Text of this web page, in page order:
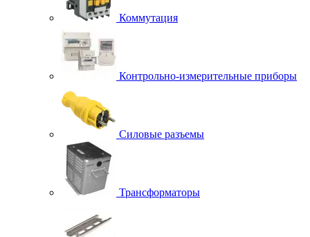
Коммутация
Контрольно-измерительные приборы
Силовые разъемы
Трансформаторы